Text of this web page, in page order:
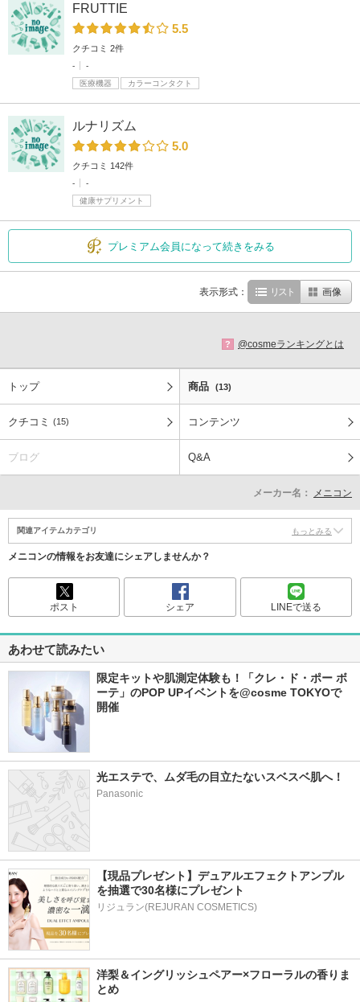
FRUTTIE
5.5
クチコミ 2件
-
-
医療機器
カラーコンタクト
ルナリズム
5.0
クチコミ 142件
-
-
健康サプリメント
プレミアム会員になって続きをみる
表示形式： リスト 画像
? @cosmeランキングとは
トップ 商品 (13)
クチコミ (15) コンテンツ
ブログ Q&A
メーカー名： メニコン
関連アイテムカテゴリ もっとみる
メニコンの情報をお友達にシェアしませんか？
ポスト シェア LINEで送る
あわせて読みたい
限定キットや肌測定体験も！「クレ・ド・ポー ボ
ーテ」のPOP UPイベントを@cosme TOKYOで
開催
Panasonic
【現品プレゼント】デュアルエフェクトアンプル
を抽選で30名様にプレゼント
リジュラン(REJURAN COSMETICS)
洋梨＆イングリッシュペアー×フローラルの香りま
とめ